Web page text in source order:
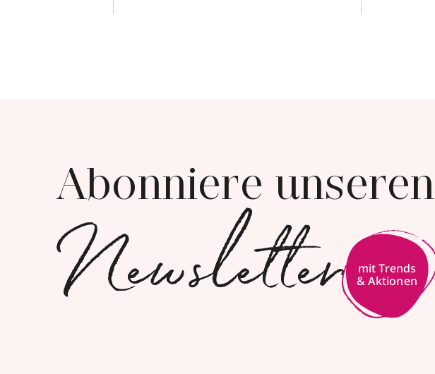
Abonniere unseren
Newsletter
mit Trends
& Aktionen